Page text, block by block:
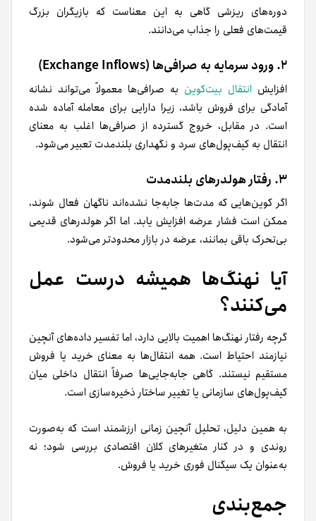
دوره‌های ریزشی گاهی به این معناست که بازیگران بزرگ
قیمت‌های فعلی را جذاب می‌دانند.
۲. ورود سرمایه به صرافی‌ها (Exchange Inflows)
افزایش انتقال بیت‌کوین به صرافی‌ها معمولاً می‌تواند نشانه
آمادگی برای فروش باشد، زیرا دارایی برای معامله آماده شده
است. در مقابل، خروج گسترده از صرافی‌ها اغلب به معنای
انتقال به کیف‌پول‌های سرد و نگهداری بلندمدت تعبیر می‌شود.
۳. رفتار هولدرهای بلندمدت
اگر کوین‌هایی که مدت‌ها جابه‌جا نشده‌اند ناگهان فعال شوند،
ممکن است فشار عرضه افزایش یابد. اما اگر هولدرهای قدیمی
بی‌تحرک باقی بمانند، عرضه در بازار محدودتر می‌شود.
آیا نهنگ‌ها همیشه درست عمل
می‌کنند؟
گرچه رفتار نهنگ‌ها اهمیت بالایی دارد، اما تفسیر داده‌های آنچین
نیازمند احتیاط است. همه انتقال‌ها به معنای خرید یا فروش
مستقیم نیستند. گاهی جابه‌جایی‌ها صرفاً انتقال داخلی میان
کیف‌پول‌های سازمانی یا تغییر ساختار ذخیره‌سازی است.
به همین دلیل، تحلیل آنچین زمانی ارزشمند است که به‌صورت
روندی و در کنار متغیرهای کلان اقتصادی بررسی شود؛ نه
به‌عنوان یک سیگنال فوری خرید یا فروش.
جمع‌بندی